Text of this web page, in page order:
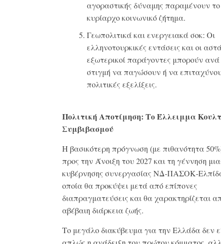
αγοραστικής δύναμης παραμένουν το
κυρίαρχο κοινωνικό ζήτημα.
Γεωπολιτικά και ενεργειακά σοκ: Οι
ελληνοτουρκικές εντάσεις και οι
εξωτερικοί παράγοντες μπορούν
στιγμή να παγώσουν ή να
πολιτικές εξελίξεις.
Πολιτική Αποτίμηση: Το Έλλειμμα
Συμβιβασμού
Η βασικότερη πρόγνωση (με πιθανότητα
προς την Άνοιξη του 2027 και τη γέννηση
κυβέρνησης συνεργασίας ΝΔ-ΠΑΣΟΚ-
οποία θα προκύψει μετά από επίπονες
διαπραγματεύσεις και θα χαρακτηρίζεται
αβέβαιη διάρκεια ζωής.
Το μεγάλο διακύβευμα για την Ελλάδα δεν